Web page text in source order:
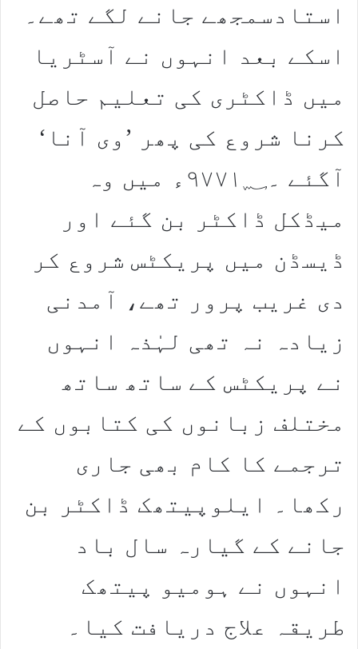
استادسمجھے جانے لگے تھے۔
اسکے بعد انہوں نے آسٹریا
میں ڈاکٹری کی تعلیم حاصل
کرنا شروع کی پھر ’وی آنا‘
آگئے ۔۹۷۷۱؁ء میں وہ
میڈکل ڈاکٹر بن گئے اور
ڈیسڈن میں پریکٹس شروع کر
دی غریب پرور تھے، آمدنی
زیادہ نہ تھی لہٰذہ انہوں
نے پریکٹس کے ساتھ ساتھ
مختلف زبانوں کی کتابوں کے
ترجمے کا کام بھی جاری
رکھا۔ ایلوپیتھک ڈاکٹر بن
جانے کے گیارہ سال باد
انہوں نے ہومیو پیتھک
طریقہ علاج دریافت کیا۔